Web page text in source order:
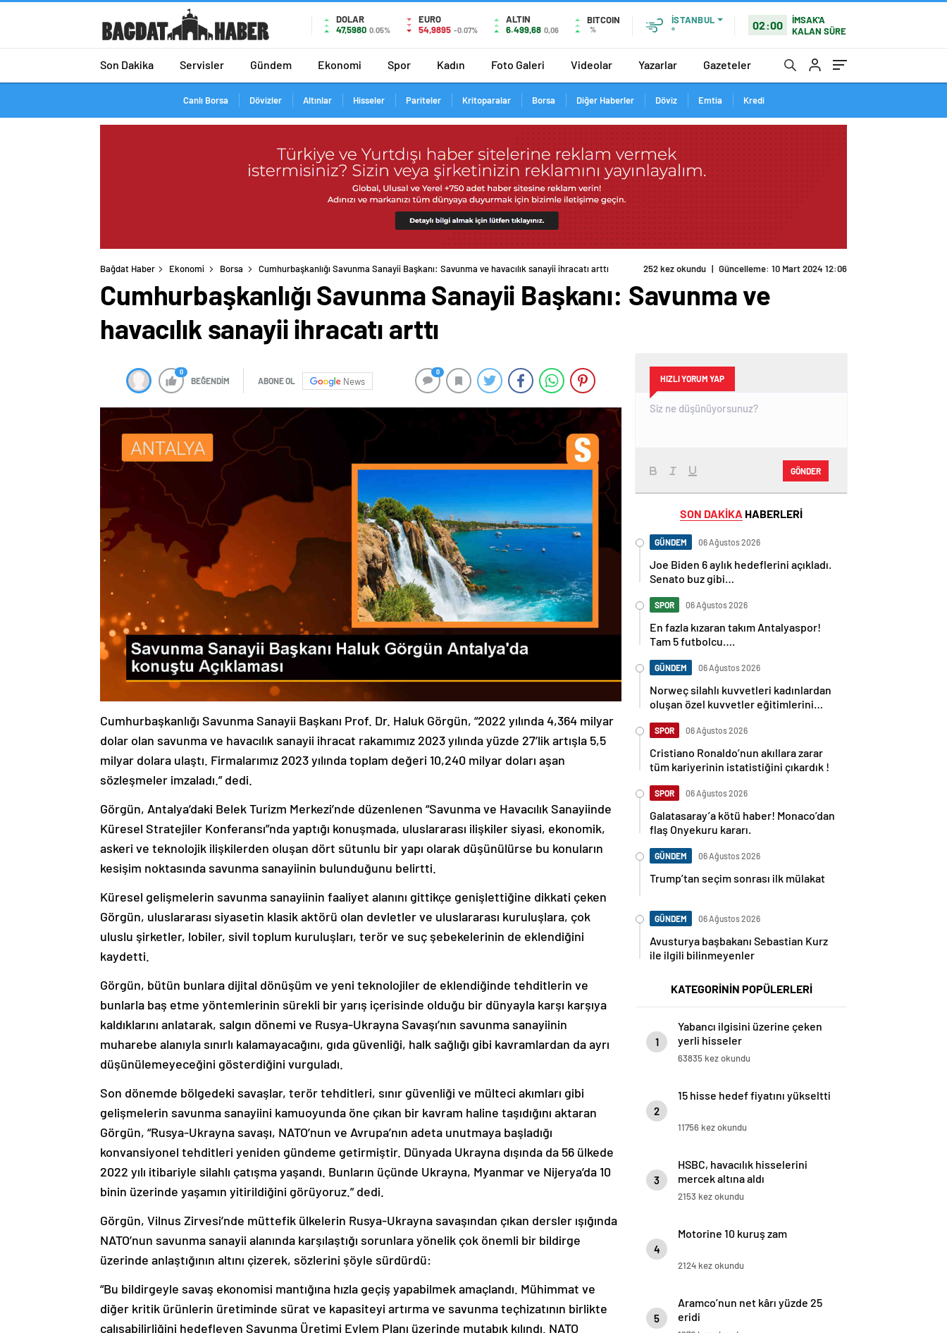
DOLAR
47,5980 0.05%
EURO
54,9895 -0.07%
ALTIN
6.499,68 0,06
BITCOIN
%
İSTANBUL
°
02:00
İMSAK'A
KALAN SÜRE
Son Dakika Servisler Gündem Ekonomi Spor Kadın Foto Galeri Videolar Yazarlar Gazeteler
Canlı Borsa Dövizler Altınlar Hisseler Pariteler Kritoparalar Borsa Diğer Haberler Döviz Emtia Kredi
Bağdat Haber Ekonomi Borsa Cumhurbaşkanlığı Savunma Sanayii Başkanı: Savunma ve havacılık sanayii ihracatı arttı 252 kez okundu | Güncelleme: 10 Mart 2024 12:06
Cumhurbaşkanlığı Savunma Sanayii Başkanı: Savunma ve
havacılık sanayii ihracatı arttı
0
BEĞENDİM ABONE OL News
0
Cumhurbaşkanlığı Savunma Sanayii Başkanı Prof. Dr. Haluk Görgün, “2022 yılında 4,364 milyar
dolar olan savunma ve havacılık sanayii ihracat rakamımız 2023 yılında yüzde 27’lik artışla 5,5
milyar dolara ulaştı. Firmalarımız 2023 yılında toplam değeri 10,240 milyar doları aşan
sözleşmeler imzaladı.” dedi.
Görgün, Antalya’daki Belek Turizm Merkezi’nde düzenlenen “Savunma ve Havacılık Sanayiinde
Küresel Stratejiler Konferansı”nda yaptığı konuşmada, uluslararası ilişkiler siyasi, ekonomik,
askeri ve teknolojik ilişkilerden oluşan dört sütunlu bir yapı olarak düşünülürse bu konuların
kesişim noktasında savunma sanayiinin bulunduğunu belirtti.
Küresel gelişmelerin savunma sanayiinin faaliyet alanını gittikçe genişlettiğine dikkati çeken
Görgün, uluslararası siyasetin klasik aktörü olan devletler ve uluslararası kuruluşlara, çok
uluslu şirketler, lobiler, sivil toplum kuruluşları, terör ve suç şebekelerinin de eklendiğini
kaydetti.
Görgün, bütün bunlara dijital dönüşüm ve yeni teknolojiler de eklendiğinde tehditlerin ve
bunlarla baş etme yöntemlerinin sürekli bir yarış içerisinde olduğu bir dünyayla karşı karşıya
kaldıklarını anlatarak, salgın dönemi ve Rusya-Ukrayna Savaşı’nın savunma sanayiinin
muharebe alanıyla sınırlı kalamayacağını, gıda güvenliği, halk sağlığı gibi kavramlardan da ayrı
düşünülemeyeceğini gösterdiğini vurguladı.
Son dönemde bölgedeki savaşlar, terör tehditleri, sınır güvenliği ve mülteci akımları gibi
gelişmelerin savunma sanayiini kamuoyunda öne çıkan bir kavram haline taşıdığını aktaran
Görgün, “Rusya-Ukrayna savaşı, NATO’nun ve Avrupa’nın adeta unutmaya başladığı
konvansiyonel tehditleri yeniden gündeme getirmiştir. Dünyada Ukrayna dışında da 56 ülkede
2022 yılı itibariyle silahlı çatışma yaşandı. Bunların üçünde Ukrayna, Myanmar ve Nijerya’da 10
binin üzerinde yaşamın yitirildiğini görüyoruz.” dedi.
Görgün, Vilnus Zirvesi’nde müttefik ülkelerin Rusya-Ukrayna savaşından çıkan dersler ışığında
NATO’nun savunma sanayii alanında karşılaştığı sorunlara yönelik çok önemli bir bildirge
üzerinde anlaştığının altını çizerek, sözlerini şöyle sürdürdü:
“Bu bildirgeyle savaş ekonomisi mantığına hızla geçiş yapabilmek amaçlandı. Mühimmat ve
diğer kritik ürünlerin üretiminde sürat ve kapasiteyi artırma ve savunma teçhizatının birlikte
çalışabilirliğini hedefleyen Savunma Üretimi Eylem Planı üzerinde mutabık kılındı. NATO
HIZLI YORUM YAP
GÖNDER
SON DAKİKA HABERLERİ
GÜNDEM 06 Ağustos 2026
Joe Biden 6 aylık hedeflerini açıkladı.
Senato buz gibi…
SPOR 06 Ağustos 2026
En fazla kızaran takım Antalyaspor!
Tam 5 futbolcu….
GÜNDEM 06 Ağustos 2026
Norweç silahlı kuvvetleri kadınlardan
oluşan özel kuvvetler eğitimlerini
SPOR 06 Ağustos 2026
Cristiano Ronaldo’nun akıllara zarar
tüm kariyerinin istatistiğini çıkardık !
SPOR 06 Ağustos 2026
Galatasaray’a kötü haber! Monaco’dan
flaş Onyekuru kararı.
GÜNDEM 06 Ağustos 2026
Trump’tan seçim sonrası ilk mülakat
GÜNDEM 06 Ağustos 2026
Avusturya başbakanı Sebastian Kurz
ile ilgili bilinmeyenler
KATEGORİNİN POPÜLERLERİ
1
Yabancı ilgisini üzerine çeken
yerli hisseler
63835 kez okundu
2
15 hisse hedef fiyatını yükseltti
11756 kez okundu
3
HSBC, havacılık hisselerini
mercek altına aldı
2153 kez okundu
4
Motorine 10 kuruş zam
2124 kez okundu
5
Aramco’nun net kârı yüzde 25
eridi